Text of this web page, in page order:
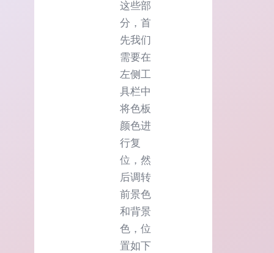
这些部
分，首
先我们
需要在
左侧工
具栏中
将色板
颜色进
行复
位，然
后调转
前景色
和背景
色，位
置如下